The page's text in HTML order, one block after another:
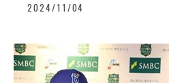
2024/11/04